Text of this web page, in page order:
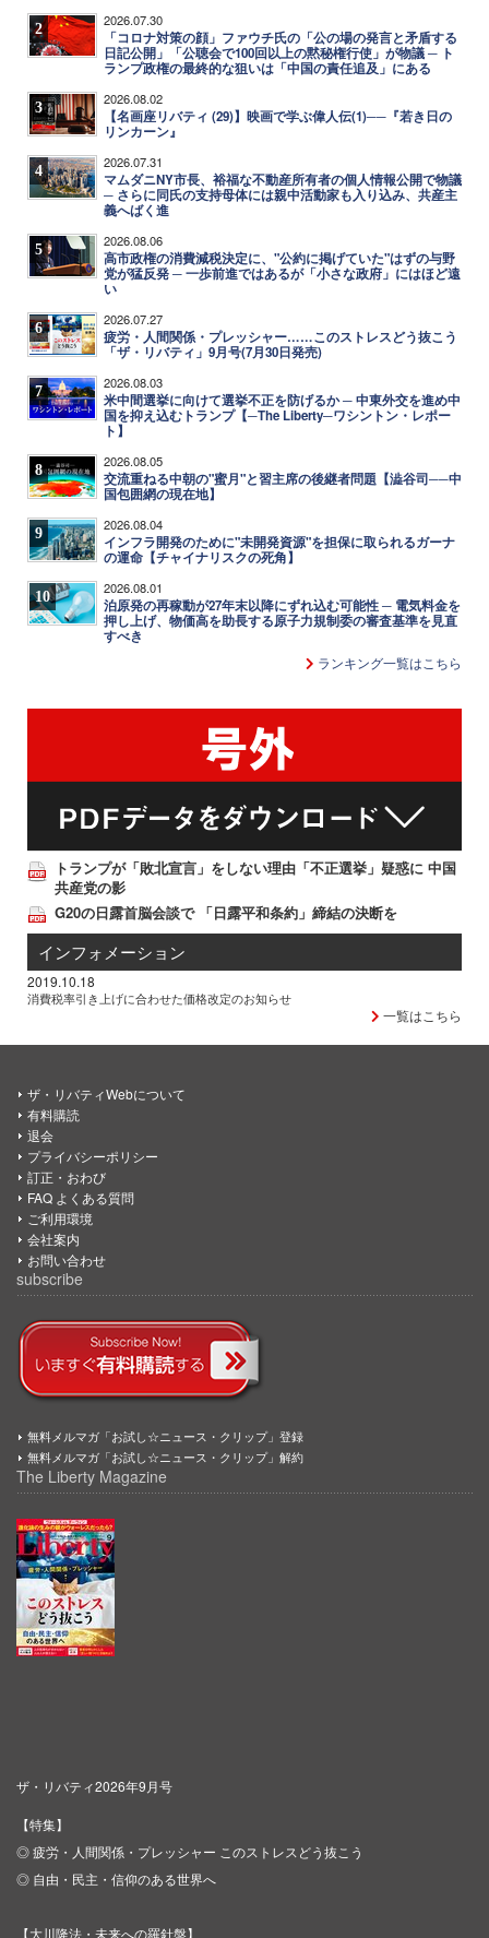
2 2026.07.30
「コロナ対策の顔」ファウチ氏の「公の場の発言と矛盾する
日記公開」「公聴会で100回以上の黙秘権行使」が物議 ─ ト
ランプ政権の最終的な狙いは「中国の責任追及」にある
3 2026.08.02
【名画座リバティ (29)】映画で学ぶ偉人伝(1)──『若き日の
リンカーン』
4 2026.07.31
マムダニNY市長、裕福な不動産所有者の個人情報公開で物議
─ さらに同氏の支持母体には親中活動家も入り込み、共産主
義へばく進
5 2026.08.06
高市政権の消費減税決定に、"公約に掲げていた"はずの与野
党が猛反発 ─ 一歩前進ではあるが「小さな政府」にはほど遠
い
6 2026.07.27
疲労・人間関係・プレッシャー……このストレスどう抜こう
「ザ・リバティ」9月号(7月30日発売)
7 2026.08.03
米中間選挙に向けて選挙不正を防げるか ─ 中東外交を進め中
国を抑え込むトランプ【─The Liberty─ワシントン・レポー
ト】
8 2026.08.05
交流重ねる中朝の"蜜月"と習主席の後継者問題【澁谷司──中
国包囲網の現在地】
9 2026.08.04
インフラ開発のために"未開発資源"を担保に取られるガーナ
の運命【チャイナリスクの死角】
10 2026.08.01
泊原発の再稼動が27年末以降にずれ込む可能性 ─ 電気料金を
押し上げ、物価高を助長する原子力規制委の審査基準を見直
すべき
ランキング一覧はこちら
トランプが「敗北宣言」をしない理由「不正選挙」疑惑に 中国
共産党の影
G20の日露首脳会談で 「日露平和条約」締結の決断を
インフォメーション
2019.10.18
消費税率引き上げに合わせた価格改定のお知らせ
一覧はこちら
ザ・リバティWebについて
有料購読
退会
プライバシーポリシー
訂正・おわび
FAQ よくある質問
ご利用環境
会社案内
お問い合わせ
subscribe
無料メルマガ「お試し☆ニュース・クリップ」登録
無料メルマガ「お試し☆ニュース・クリップ」解約
The Liberty Magazine
ザ・リバティ2026年9月号
【特集】
◎ 疲労・人間関係・プレッシャー このストレスどう抜こう
◎ 自由・民主・信仰のある世界へ
【大川隆法・未来への羅針盤】